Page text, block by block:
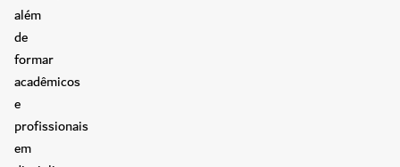
além
de
formar
acadêmicos
e
profissionais
em